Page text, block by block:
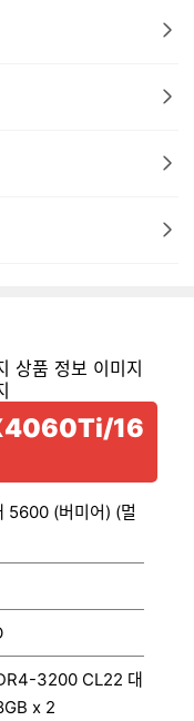
16
5600 (버미어) (멀
3200 CL22 대
x 2